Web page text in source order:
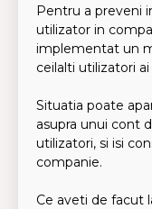
Pentru a preveni
utilizator in
implementat un
ceilalti utilizatori
Situatia poate
asupra unui cont
utilizatori, si isi
companie.
Ce aveti de facut